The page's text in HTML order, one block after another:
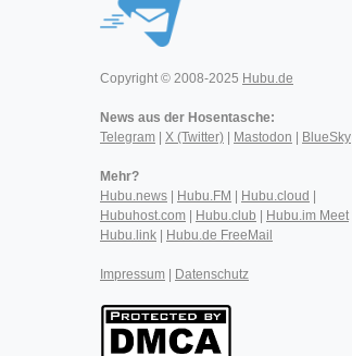
Copyright © 2008-2025 Hubu.de
News aus der Hosentasche:
Telegram
X (Twitter) Mastodon BlueSky
Mehr?
Hubu.news
Hubu.FM Hubu.cloud
Hubuhost.com
Hubu.club Hubu.im Meet|
Hubu.link
Hubu.de FreeMail
Impressum Datenschutz